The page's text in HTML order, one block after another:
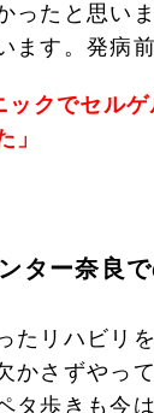
ったと思い
ます。発病
ックでセル
」
ター奈良
たリハビリ
かさずやっ
タ歩きも今